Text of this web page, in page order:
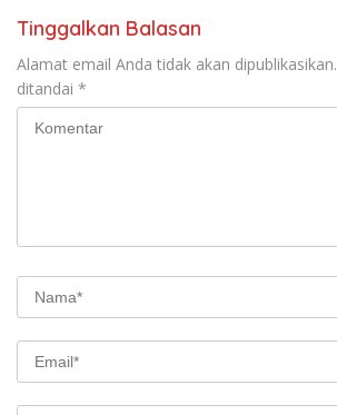
Tinggalkan Balasan
Alamat email Anda tidak akan dipublikasikan.
ditandai *